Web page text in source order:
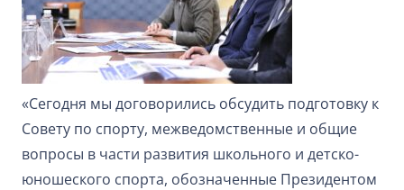
«Сегодня мы договорились обсудить подготовку к
Совету по спорту, межведомственные и общие
вопросы в части развития школьного и детско-
юношеского спорта, обозначенные Президентом